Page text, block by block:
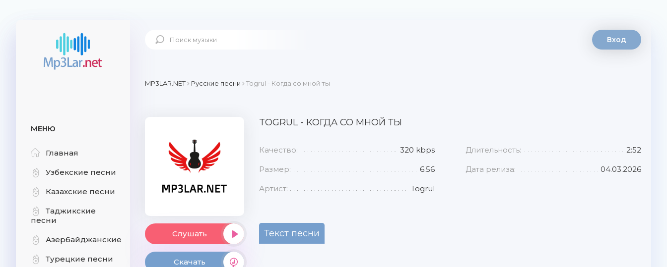
МЕНЮ
Главная
Узбекские песни
Казахские песни
Таджикские
песни
Азербайджанские
Турецкие песни
Вход
MP3LAR.NET Русские песни Togrul - Когда со мной ты
Слушать
Скачать
TOGRUL - КОГДА СО МНОЙ ТЫ
Качество: 320 kbps Длительность: 2:52
Размер: 6.56 Дата релиза: 04.03.2026
Артист: Togrul
Текст песни